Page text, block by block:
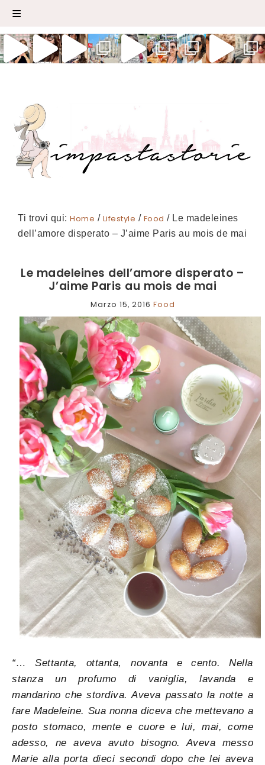
Ti trovi qui: Home / Lifestyle / Food /Le madeleines
dell’amore disperato – J’aime Paris au mois de mai
Le madeleines dell’amore disperato –
J’aime Paris au mois de mai
Marzo 15, 2016 Food
“… Settanta, ottanta, novanta e cento. Nella
stanza un profumo di vaniglia, lavanda e
mandarino che stordiva. Aveva passato la notte a
fare Madeleine. Sua nonna diceva che mettevano a
posto stomaco, mente e cuore e lui, mai, come
adesso, ne aveva avuto bisogno. Aveva messo
Marie alla porta dieci secondi dopo che lei aveva